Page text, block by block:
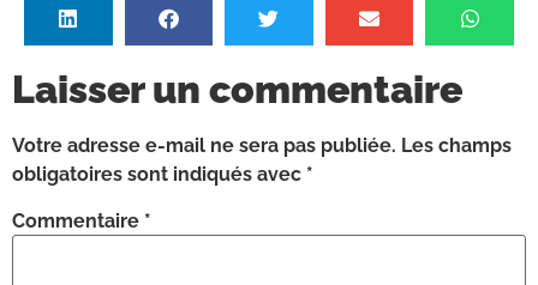
Laisser un commentaire
Votre adresse e-mail ne sera pas publiée. Les champs
obligatoires sont indiqués avec *
Commentaire *